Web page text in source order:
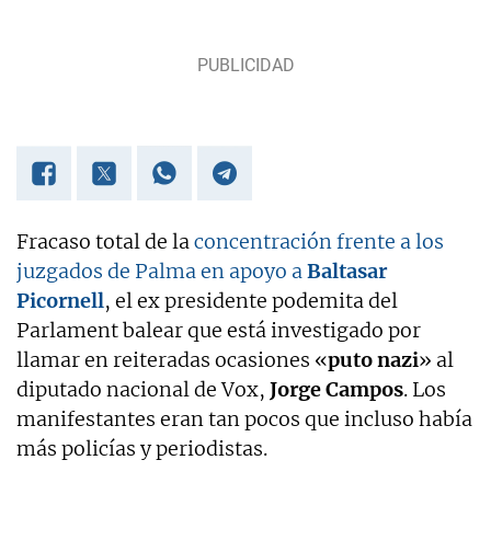
Fracaso total de laconcentración frente a los
juzgados de Palma en apoyo aBaltasar
Picornell, el ex presidente podemita del
Parlament balear que está investigado por
llamar en reiteradas ocasiones «puto nazi» al
diputado nacional de Vox, Jorge Campos. Los
manifestantes eran tan pocos que incluso había
más policías y periodistas.